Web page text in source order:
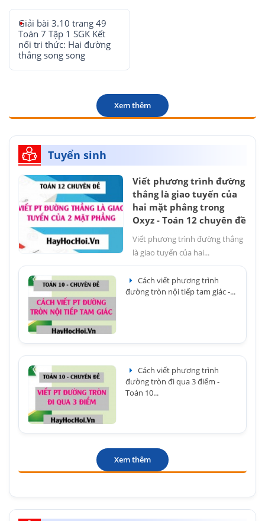
Giải bài 3.10 trang 49
Toán 7 Tập 1 SGK Kết
nối tri thức: Hai đường
thẳng song song
Xem thêm
Tuyển sinh
Viết phương trình đường
thẳng là giao tuyến của
hai mặt phẳng trong
Oxyz - Toán 12 chuyên đề
Viết phương trình đường thẳng
là giao tuyến của hai...
Cách viết phương trình
đường tròn nội tiếp tam giác -...
Cách viết phương trình
đường tròn đi qua 3 điểm -
Toán 10...
Xem thêm